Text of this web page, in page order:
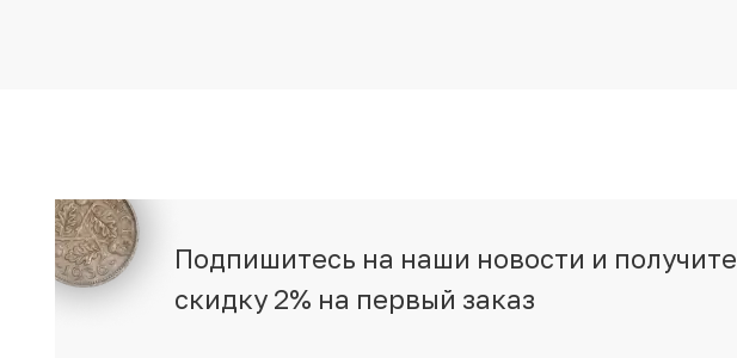
Подпишитесь на наши новости и получите
скидку 2% на первый заказ